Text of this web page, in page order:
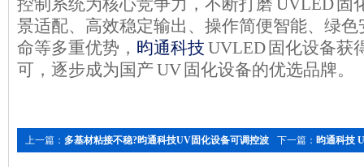
控制系统为核心竞争力，不断打磨 UVLED 固
景适配、高效稳定输出、操作简便智能、绿
命等多重优势， 昀通科技 UVLED 固化设备获
可，逐步成为国产 UV 固化设备的优选品牌。
下一篇： 昀通科技
上一篇： 多基材粘接不稳?昀通科技UV固化设备可调控波